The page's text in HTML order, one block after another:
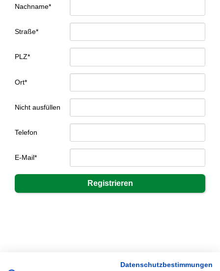
Nachname*
Straße*
PLZ*
Ort*
Nicht ausfüllen
Telefon
E-Mail*
Datenschutzbestimmungen